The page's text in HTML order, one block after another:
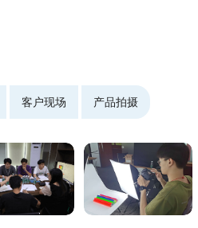
客户现场 产品拍摄